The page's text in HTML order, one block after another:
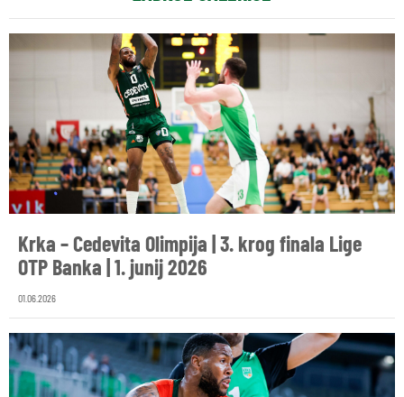
Krka – Cedevita Olimpija | 3. krog finala Lige
OTP Banka | 1. junij 2026
01.06.2026